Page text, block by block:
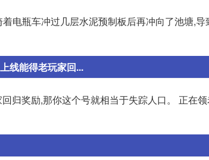
电瓶车冲过几层水泥预制板后再冲向了池塘,
线能得老玩家回...
归奖励,那你这个号就相当于失踪人口。 正在